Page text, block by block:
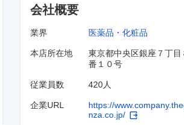
会社概要
業界 医薬品・化粧品
本店所在地
東京都中央区銀座７丁目
番１０号
従業員数 420人
企業URL
https://
nza.co.jp/